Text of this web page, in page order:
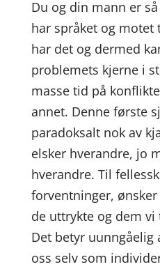
Du og din mann er
har språket og motet
har det og dermed
problemets kjerne i
masse tid på
annet. Denne første
paradoksalt nok av
elsker hverandre, jo
hverandre. Til
forventninger,
de uttrykte og dem
Det betyr
oss selv som